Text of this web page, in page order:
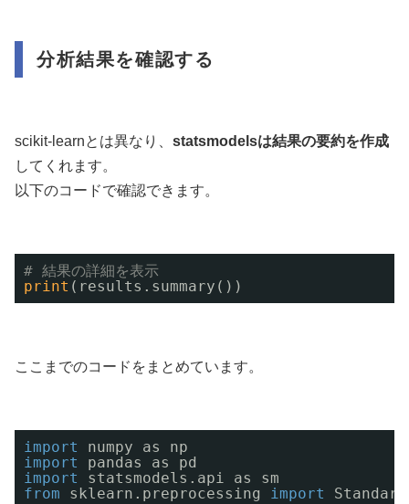
分析結果を確認する
scikit-learnとは異なり、 statsmodelsは結果の要約を作成
してくれます。
以下のコードで確認できます。
# 結果の詳細を表示
print (results.summary())
ここまでのコードをまとめています。
import
numpy as np
import
pandas as pd
import
statsmodels.api as sm
from
sklearn.preprocessing import